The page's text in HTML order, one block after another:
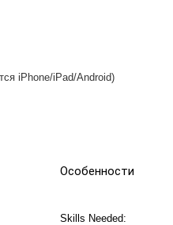
iPhone/iPad/Android)
Особенности
Skills Needed: